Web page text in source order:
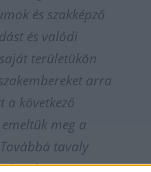
és szakképző
és valódi
területükön
arra
a következő
emeltük meg a
tavaly